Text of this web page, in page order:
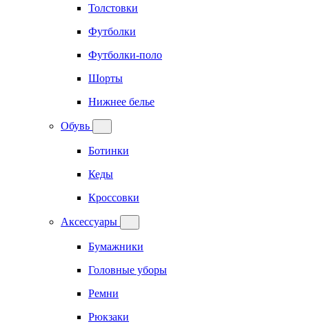
Толстовки
Футболки
Футболки-поло
Шорты
Нижнее белье
Обувь
Ботинки
Кеды
Кроссовки
Аксессуары
Бумажники
Головные уборы
Ремни
Рюкзаки